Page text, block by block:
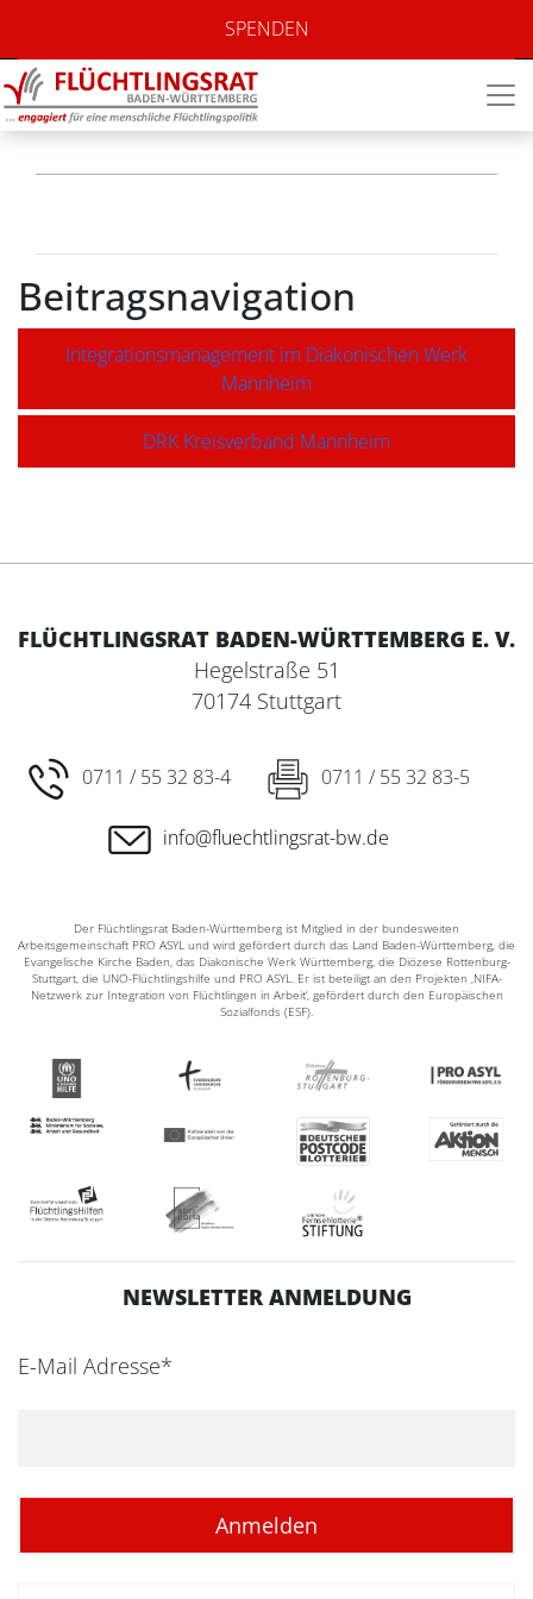
SPENDEN
Caritasverband
Mannheim
Beitragsnavigation
Integrationsmanagement im Diakonischen Werk
Mannheim
DRK Kreisverband Mannheim
FLÜCHTLINGSRAT BADEN-WÜRTTEMBERG E. V.
Hegelstraße 51
70174 Stuttgart
0711 / 55 32 83-4 0711 / 55 32 83-5
info@fluechtlingsrat-bw.de
Der Flüchtlingsrat Baden-Württemberg ist Mitglied in der bundesweiten
Arbeitsgemeinschaft PRO ASYL und wird gefördert durch das Land Baden-Württemberg, die
Evangelische Kirche Baden, das Diakonische Werk Württemberg, die Diözese Rottenburg-
Stuttgart, die UNO-Flüchtlingshilfe und PRO ASYL. Er ist beteiligt an den Projekten ‚NIFA-
Netzwerk zur Integration von Flüchtlingen in Arbeit‘, gefördert durch den Europäischen
Sozialfonds (ESF).
NEWSLETTER ANMELDUNG
E-Mail Adresse*